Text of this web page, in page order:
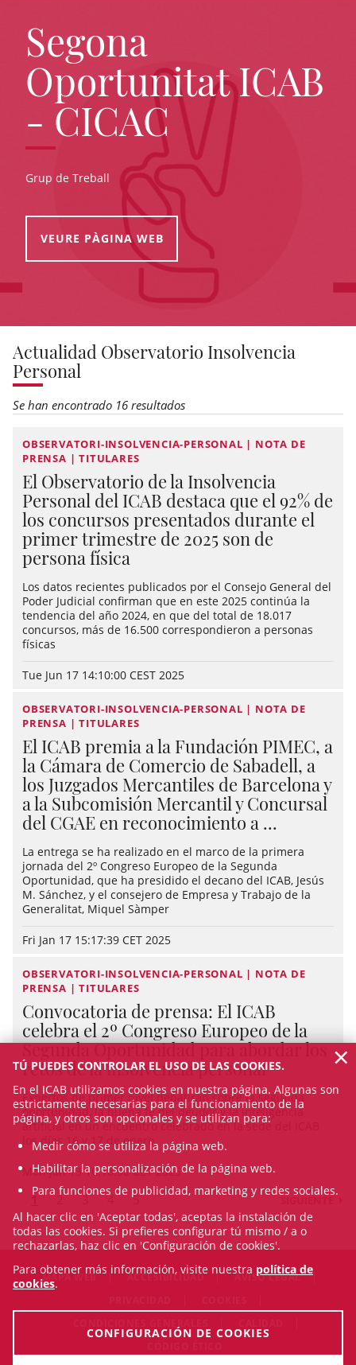
Segona
Oportunitat ICAB
- CICAC
Grup de Treball
VEURE PÀGINA WEB
Actualidad Observatorio Insolvencia
Personal
Se han encontrado 16 resultados
OBSERVATORI-INSOLVENCIA-PERSONAL | NOTA DE
PRENSA | TITULARES
El Observatorio de la Insolvencia
Personal del ICAB destaca que el 92% de
los concursos presentados durante el
primer trimestre de 2025 son de
persona física
Los datos recientes publicados por el Consejo General del
Poder Judicial confirman que en este 2025 continúa la
tendencia del año 2024, en que del total de 18.017
concursos, más de 16.500 correspondieron a personas
físicas
Tue Jun 17 14:10:00 CEST 2025
OBSERVATORI-INSOLVENCIA-PERSONAL | NOTA DE
PRENSA | TITULARES
El ICAB premia a la Fundación PIMEC, a
la Cámara de Comercio de Sabadell, a
los Juzgados Mercantiles de Barcelona y
a la Subcomisión Mercantil y Concursal
del CGAE en reconocimiento a ...
La entrega se ha realizado en el marco de la primera
jornada del 2º Congreso Europeo de la Segunda
Oportunidad, que ha presidido el decano del ICAB, Jesús
M. Sánchez, y el consejero de Empresa y Trabajo de la
Generalitat, Miquel Sàmper
Fri Jan 17 15:17:39 CET 2025
OBSERVATORI-INSOLVENCIA-PERSONAL | NOTA DE
PRENSA | TITULARES
Convocatoria de prensa: El ICAB
celebra el 2º Congreso Europeo de la
Segunda Oportunidad para abordar los
retos de la insolvencia personal
Expertos de primer nivel debatirán sobre la segunda
oportunidad, la buena fe del deudor y la inteligencia
artificial en un encuentro celebrado en la sede del ICAB
los días 16 y 17 de enero
Mon Jan 13 16:18:50 CET 2025
1 2 3 4 5
MAPA WEB ACCESIBILIDAD
AVISO LEGAL
TÚ PUEDES CONTROLAR EL USO DE LAS COOKIES.
En el ICAB utilizamos cookies en nuestra página. Algunas son
estrictamente necesarias para el funcionamiento de la
página, y otros son opcionales y se utilizan para:
Medir cómo se utiliza la página web.
Habilitar la personalización de la página web.
Para funciones de publicidad, marketing y redes sociales.
Al hacer clic en 'Aceptar todas', aceptas la instalación de
todas las cookies. Si prefieres configurar tú mismo / a o
rechazarlas, haz clic en 'Configuración de cookies'.
Para obtener más información, visite nuestra política de
cookies.
CONFIGURACIÓN DE COOKIES
×